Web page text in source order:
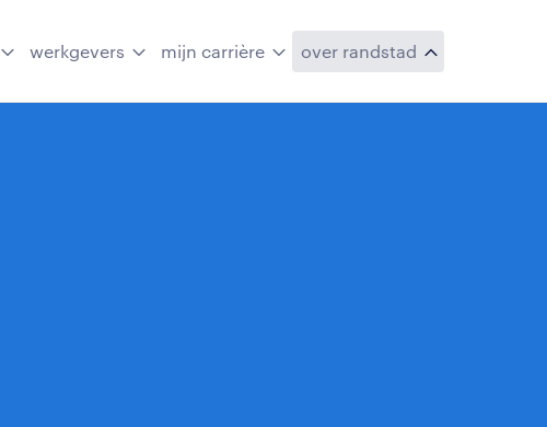
werkgevers mijn carrière over randstad